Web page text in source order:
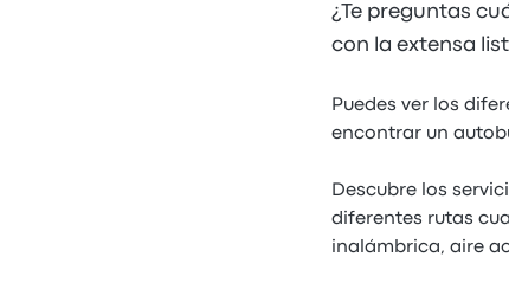
¿Te preguntas
con la extensa
Puedes ver los
encontrar un
Descubre los
diferentes rutas
inalámbrica, aire